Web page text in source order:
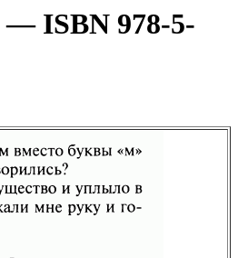
ISBN 978-5-